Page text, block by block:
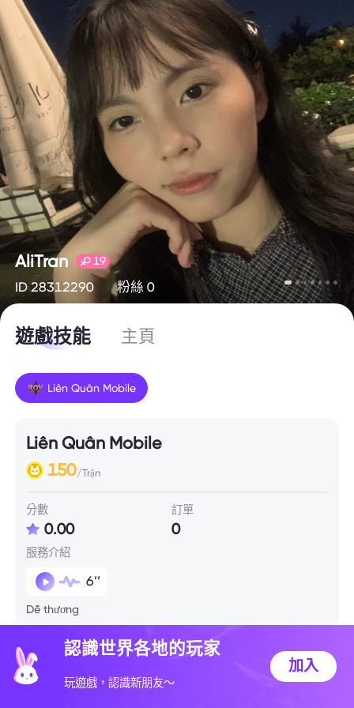
AliTran 19
ID 28312290 粉絲 0
遊戲技能 主頁
Liên Quân Mobile
Liên Quân Mobile
150/Trận
分數
0.00
訂單
0
服務介紹
6’’
Dễ thương
技能信息
認識世界各地的玩家
玩遊戲，認識新朋友～
加入